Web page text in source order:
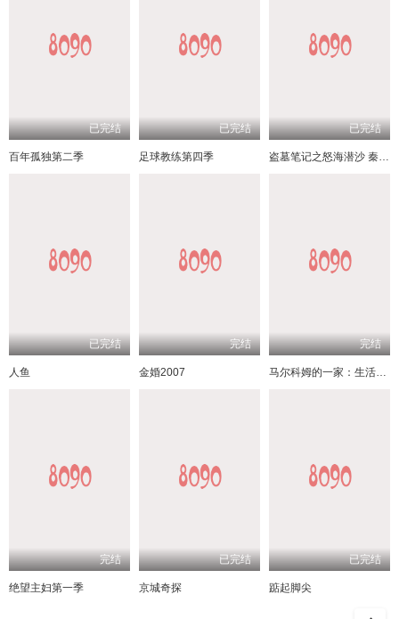
已完结
百年孤独第二季
已完结
足球教练第四季
已完结
盗墓笔记之怒海潜沙 秦岭神树
已完结
人鱼
完结
金婚2007
完结
马尔科姆的一家：生活依旧不公
完结
绝望主妇第一季
已完结
京城奇探
已完结
踮起脚尖